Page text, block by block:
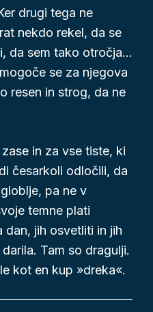
drugi tega ne
nekdo rekel, da se
da sem tako otročja…
se za njegova
resen in strog, da ne
in za vse tiste, ki
česarkoli odločili, da
pa ne v
temne plati
dan, jih osvetliti in jih
Tam so dragulji.
kot en kup »dreka«.